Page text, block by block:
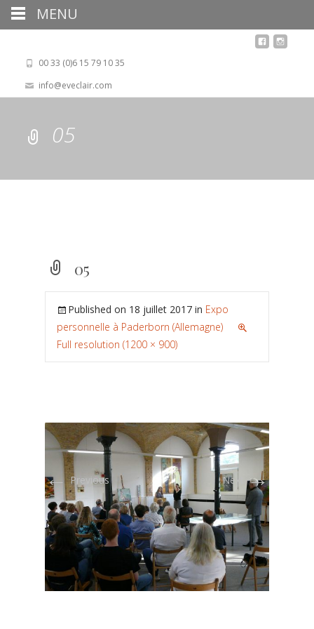
00 33 (0)6 15 79 10 35
info@eveclair.com
05
05
Published on 18 juillet 2017 in Expo
personnelle à Paderborn (Allemagne)
Full resolution (1200 × 900)
←Previous Next →
MENU